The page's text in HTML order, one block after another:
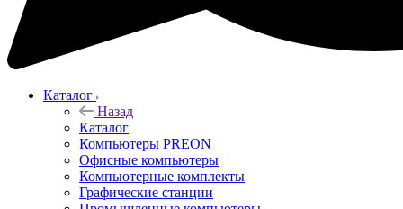
Каталог
Назад
Каталог
Компьютеры PREON
Офисные компьютеры
Компьютерные комплекты
Графические станции